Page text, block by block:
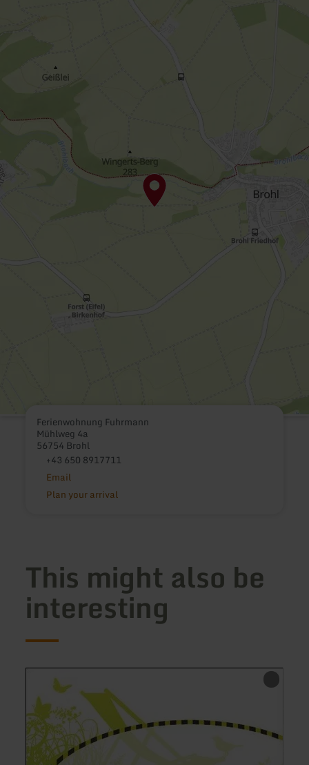
Ferienwohnung Fuhrmann
Mühlweg 4a
56754 Brohl
+43 650 8917711
Email
Plan your arrival
This might also be
interesting
learn
about:
Ferienwohnung
Maria
learn